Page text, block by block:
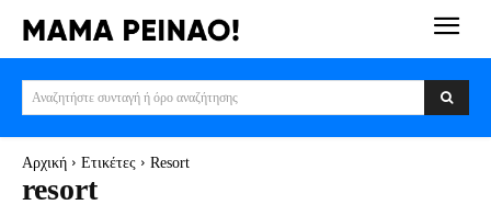
Αναζητήστε συνταγή ή όρο αναζήτησης
Αρχική Ετικέτες Resort
resort